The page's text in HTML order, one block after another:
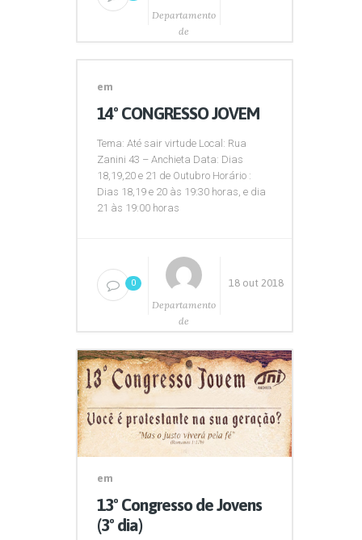
Departamento
de
em
14º CONGRESSO JOVEM
Tema: Até sair virtude Local: Rua
Zanini 43 – Anchieta Data: Dias
18,19,20 e 21 de Outubro Horário :
Dias 18,19 e 20 às 19:30 horas, e dia
21 às 19:00 horas
0
Departamento
de
18 out 2018
em
13º Congresso de Jovens
(3º dia)